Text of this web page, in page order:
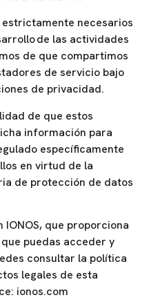
necesarios
de las actividades
de que compartimos
de servicio bajo
de privacidad.
de que estos
información para
específicamente
en virtud de la
de protección de datos
IONOS, que proporciona
puedas acceder y
consultar la política
legales de esta
ionos.com